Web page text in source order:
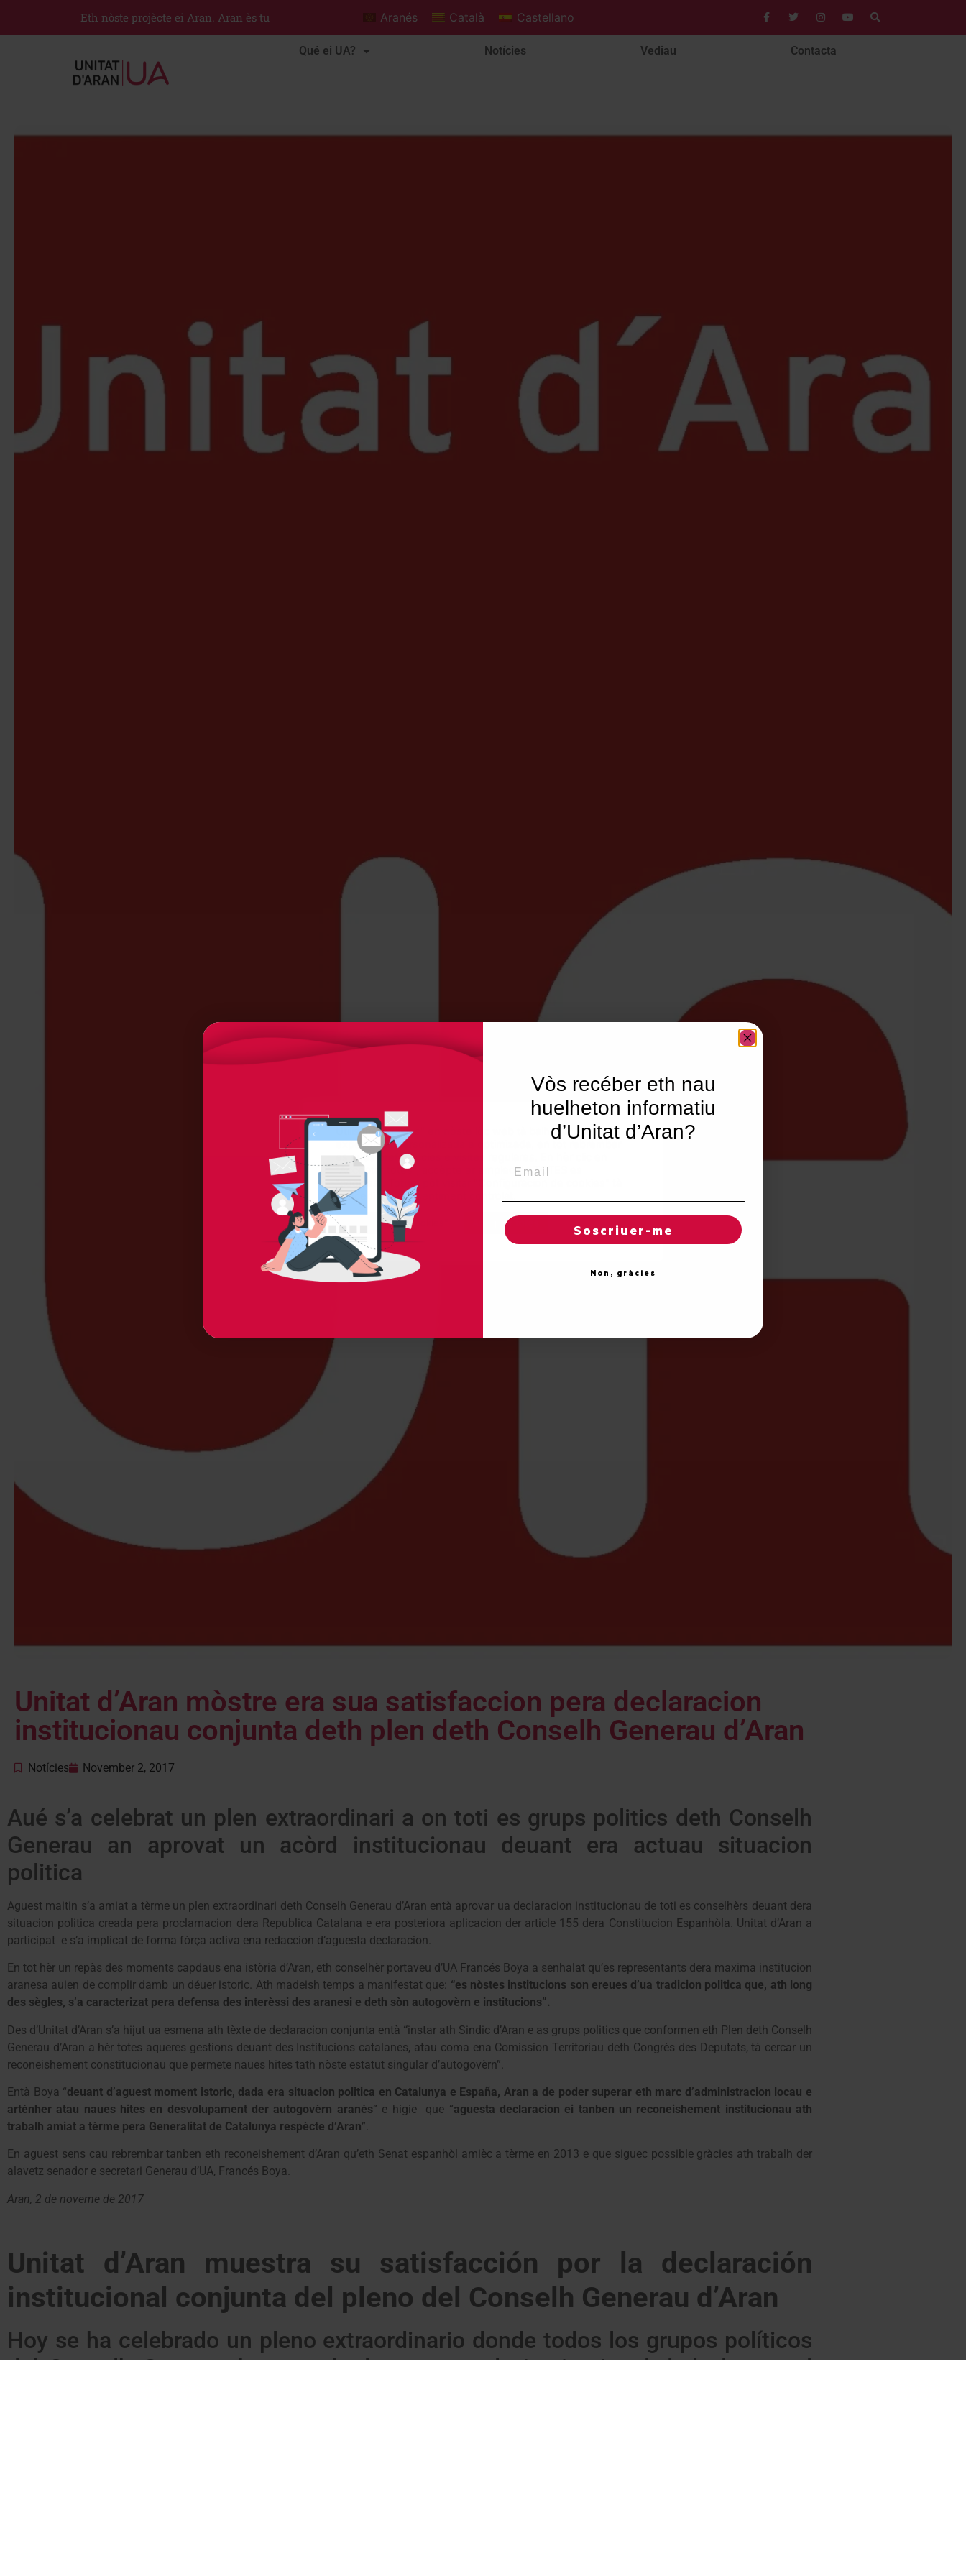
Eth nòste projècte ei Aran. Aran ès tu Aranés Català Castellano
Qué ei UA? Notícies Vediau Contacta
Unitat d’Aran mòstre era sua satisfaccion pera declaracion
institucionau conjunta deth plen deth Conselh Generau d’Aran
Notícies November 2, 2017
Aué s’a celebrat un plen extraordinari a on toti es grups politics deth Conselh
Generau an aprovat un acòrd institucionau deuant era actuau situacion
politica
Aguest maitin s’a amiat a tèrme un plen extraordinari deth Conselh Generau d’Aran entà aprovar ua declaracion institucionau de toti es conselhèrs deuant dera
situacion politica creada pera proclamacion dera Republica Catalana e era posteriora aplicacion der article 155 dera Constitucion Espanhòla. Unitat d’Aran a
participat e s’a implicat de forma fòrça activa ena redaccion d’aguesta declaracion.
En tot hèr un repàs des moments capdaus ena istòria d’Aran, eth conselhèr portaveu d’UA Francés Boya a senhalat qu’es representants dera maxima institucion
aranesa auien de complir damb un déuer istoric. Ath madeish temps a manifestat que: “es nòstes institucions son ereues d’ua tradicion politica que, ath long
des sègles, s’a caracterizat pera defensa des interèssi des aranesi e deth sòn autogovèrn e institucions”.
Des d’Unitat d’Aran s’a hijut ua esmena ath tèxte de declaracion conjunta entà “instar ath Sindic d’Aran e as grups politics que conformen eth Plen deth Conselh
Generau d’Aran a hèr totes aqueres gestions deuant des Institucions catalanes, atau coma ena Comission Territoriau deth Congrès des Deputats, tà cercar un
reconeishement constitucionau que permete naues hites tath nòste estatut singular d’autogovèrn”.
Entà Boya “deuant d’aguest moment istoric, dada era situacion politica en Catalunya e España, Aran a de poder superar eth marc d’administracion locau e
arténher atau naues hites en desvolupament der autogovèrn aranés” e higie que “aguesta declaracion ei tanben un reconeishement institucionau ath
trabalh amiat a tèrme pera Generalitat de Catalunya respècte d’Aran”.
En aguest sens cau rebrembar tanben eth reconeishement d’Aran qu’eth Senat espanhòl amièc a tèrme en 2013 e que siguec possible gràcies ath trabalh der
alavetz senador e secretari Generau d’UA, Francés Boya.
Aran, 2 de noveme de 2017
Unitat d’Aran muestra su satisfacción por la declaración
institucional conjunta del pleno del Conselh Generau d’Aran
Hoy se ha celebrado un pleno extraordinario donde todos los grupos políticos
del Conselh Generau han aprobado un acuerdo institucional dada la actual
Utilisam "cookies" en nòste lòc web tà balhar ar usuari ua
experiéncia personalizada e optimizada, en tot rebrembar
es sues preferéncies e visites regulares. En hèr clic en
"Acceptar totes", accèpte er emplec de TOTES es
"cookies". Totun, pòt visitar "Configuracion de cookies" tà
concedir un consentiment controlat.
Reglatges de "cookies" Acceptar totes
Vòs recéber eth nau
huelheton informatiu
d’Unitat d’Aran?
Soscriuer-me
Non, gràcies